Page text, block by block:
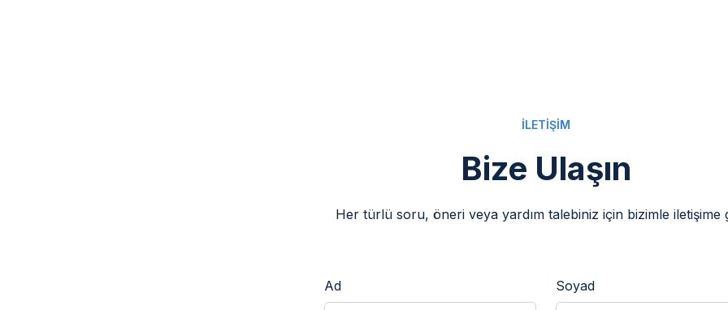
İLETİŞİM
Bize Ulaşın
Her türlü soru, öneri veya yardım talebiniz için bizimle iletişime
Ad Soyad